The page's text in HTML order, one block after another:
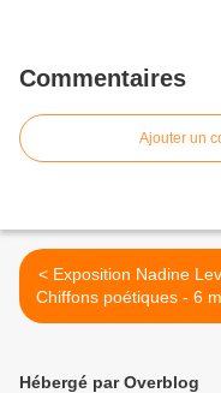
Commentaires
Ajouter un
< Exposition Nadine Levé -
Chiffons poétiques - 6
au 29 mars 2020 à
Hébergé par Overblog